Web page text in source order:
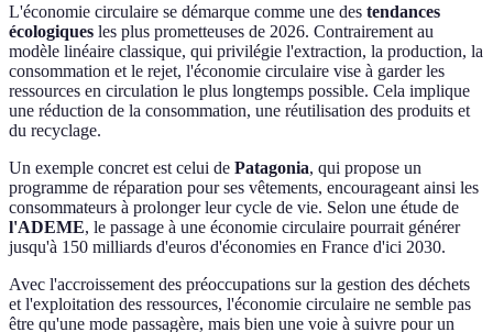
L'économie circulaire se démarque comme une des tendances
écologiques les plus prometteuses de 2026. Contrairement au
modèle linéaire classique, qui privilégie l'extraction, la production, la
consommation et le rejet, l'économie circulaire vise à garder les
ressources en circulation le plus longtemps possible. Cela implique
une réduction de la consommation, une réutilisation des produits et
du recyclage.
Un exemple concret est celui de Patagonia, qui propose un
programme de réparation pour ses vêtements, encourageant ainsi les
consommateurs à prolonger leur cycle de vie. Selon une étude de
l'ADEME, le passage à une économie circulaire pourrait générer
jusqu'à 150 milliards d'euros d'économies en France d'ici 2030.
Avec l'accroissement des préoccupations sur la gestion des déchets
et l'exploitation des ressources, l'économie circulaire ne semble pas
être qu'une mode passagère, mais bien une voie à suivre pour un